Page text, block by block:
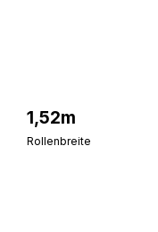
1,52m
Rollenbreite